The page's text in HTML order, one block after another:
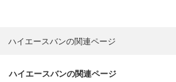
ハイエースバンの関連ページ
ハイエースバンの関連ページ